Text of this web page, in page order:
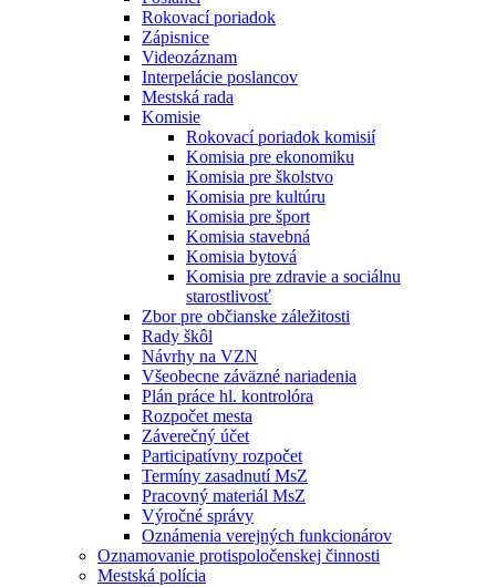
Rokovací poriadok
Zápisnice
Videozáznam
Interpelácie poslancov
Mestská rada
Komisie
Rokovací poriadok komisií
Komisia pre ekonomiku
Komisia pre školstvo
Komisia pre kultúru
Komisia pre šport
Komisia stavebná
Komisia bytová
Komisia pre zdravie a sociálnu
starostlivosť
Zbor pre občianske záležitosti
Rady škôl
Návrhy na VZN
Všeobecne záväzné nariadenia
Plán práce hl. kontrolóra
Rozpočet mesta
Záverečný účet
Participatívny rozpočet
Termíny zasadnutí MsZ
Pracovný materiál MsZ
Výročné správy
Oznámenia verejných funkcionárov
Oznamovanie protispoločenskej činnosti
Mestská polícia